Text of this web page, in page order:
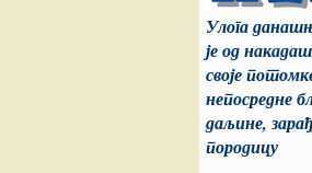
Улога
је од
своје
непосредне
даљине,
породицу